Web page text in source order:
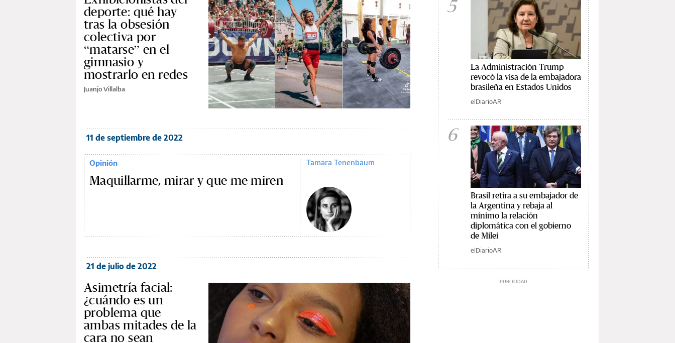
deporte: qué hay
tras la obsesión
colectiva por
“matarse” en el
gimnasio y
mostrarlo en redes
Juanjo Villalba
11 de septiembre de 2022
Opinión
Maquillarme, mirar y que me miren
Tamara Tenenbaum
21 de julio de 2022
Asimetría facial:
¿cuándo es un
problema que
ambas mitades de la
cara no sean
5
La Administración Trump
revocó la visa de la embajadora
brasileña en Estados Unidos
elDiarioAR
6
Brasil retira a su embajador de
la Argentina y rebaja al
mínimo la relación
diplomática con el gobierno
de Milei
elDiarioAR